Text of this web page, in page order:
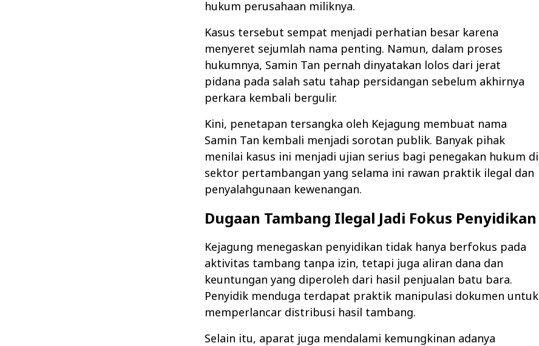
hukum perusahaan miliknya.
Kasus tersebut sempat menjadi perhatian besar karena
menyeret sejumlah nama penting. Namun, dalam proses
hukumnya, Samin Tan pernah dinyatakan lolos dari jerat
pidana pada salah satu tahap persidangan sebelum akhirnya
perkara kembali bergulir.
Kini, penetapan tersangka oleh Kejagung membuat nama
Samin Tan kembali menjadi sorotan publik. Banyak pihak
menilai kasus ini menjadi ujian serius bagi penegakan hukum di
sektor pertambangan yang selama ini rawan praktik ilegal dan
penyalahgunaan kewenangan.
Dugaan Tambang Ilegal Jadi Fokus Penyidikan
Kejagung menegaskan penyidikan tidak hanya berfokus pada
aktivitas tambang tanpa izin, tetapi juga aliran dana dan
keuntungan yang diperoleh dari hasil penjualan batu bara.
Penyidik menduga terdapat praktik manipulasi dokumen untuk
memperlancar distribusi hasil tambang.
Selain itu, aparat juga mendalami kemungkinan adanya